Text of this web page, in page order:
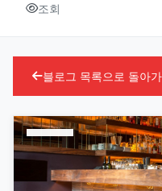
조회
블로그 목록으로 돌아